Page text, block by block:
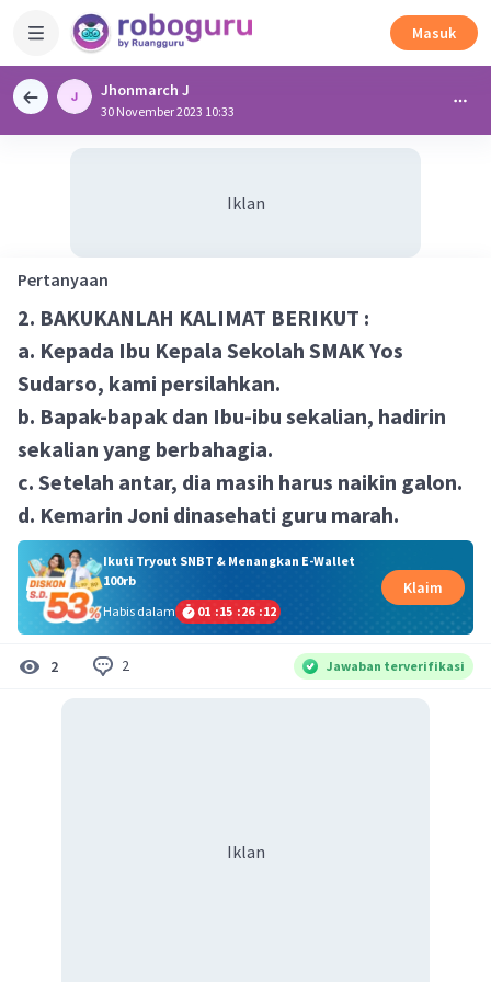
Masuk
Jhonmarch J
30 November 2023 10:33
Iklan
Pertanyaan
2. BAKUKANLAH KALIMAT BERIKUT :
a. Kepada Ibu Kepala Sekolah SMAK Yos
Sudarso, kami persilahkan.
b. Bapak-bapak dan Ibu-ibu sekalian, hadirin
sekalian yang berbahagia.
c. Setelah antar, dia masih harus naikin galon.
d. Kemarin Joni dinasehati guru marah.
Ikuti Tryout SNBT & Menangkan E-Wallet
100rb
Habis dalam
01 :15 :26 :11
Klaim
2 2 Jawaban terverifikasi
Iklan